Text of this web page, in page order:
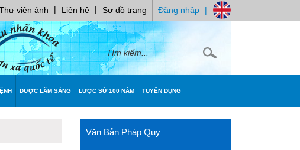
viện ảnh | Liên hệ | Sơ đồ trang Đăng nhập |
DƯỢC LÂM SÀNG LƯỢC SỬ 100 NĂM TUYỂN DỤNG
Văn Bản Pháp Quy